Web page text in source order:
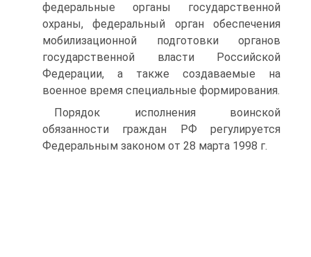
федеральные органы государственной
охраны, федеральный орган обеспечения
мобилизационной подготовки органов
государственной власти Российской
Федерации, а также создаваемые на
военное время специальные формирования.
Порядок исполнения воинской
обязанности граждан РФ регулируется
Федеральным законом от 28 марта 1998 г.